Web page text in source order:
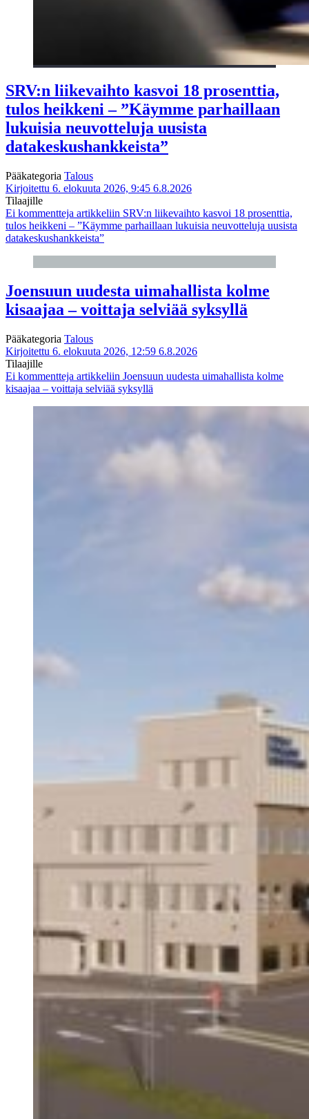
SRV:n liikevaihto kasvoi 18 prosenttia,
tulos heikkeni – ”Käymme parhaillaan
lukuisia neuvotteluja uusista
datakeskushankkeista”
Pääkategoria Talous
Kirjoitettu 6. elokuuta 2026, 9:45 6.8.2026
Tilaajille
Ei kommentteja artikkeliin SRV:n liikevaihto kasvoi 18 prosenttia,
tulos heikkeni – ”Käymme parhaillaan lukuisia neuvotteluja uusista
datakeskushankkeista”
Joensuun uudesta uimahallista kolme
kisaajaa – voittaja selviää syksyllä
Pääkategoria Talous
Kirjoitettu 6. elokuuta 2026, 12:59 6.8.2026
Tilaajille
Ei kommentteja artikkeliin Joensuun uudesta uimahallista kolme
kisaajaa – voittaja selviää syksyllä